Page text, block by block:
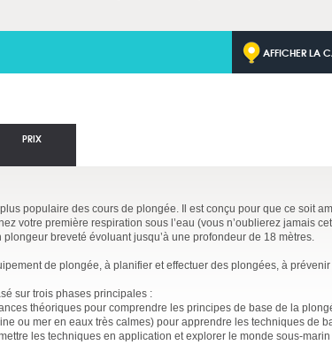
AFFICHER LA
populaire des cours de plongée. Il est conçu pour que ce soit
votre première respiration sous l’eau (vous n’oublierez jamais
breveté évoluant jusqu’à une profondeur de 18 mètres.
de plongée, à planifier et effectuer des plongées, à
sur trois phases principales :
théoriques pour comprendre les principes de base de la
ou mer en eaux très calmes) pour apprendre les techniques de
les techniques en application et explorer le monde sous-marin
PRIX